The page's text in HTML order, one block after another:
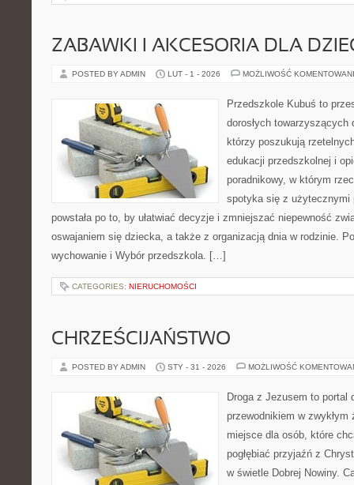
ZABAWKI I AKCESORIA DLA
POSTED BY ADMIN LUT - 1 - 2026 MOŻLIWOŚĆ
Przedszkole Kubuś to
dorosłych
którzy poszukują
edukacji przedszkolnej i
poradnikowy, w którym
spotyka się z użytecznymi
powstała po to, by ułatwiać decyzje i zmniejszać niepewność
oswajaniem się dziecka, a także z organizacją dnia w rodzinie.
wychowanie i Wybór przedszkola. […]
CATEGORIES: NIERUCHOMOŚCI
CHRZEŚCIJAŃSTWO
POSTED BY ADMIN STY - 31 - 2026 MOŻLIWOŚĆ
Droga z Jezusem to portal
przewodnikiem w
miejsce dla osób, które
pogłębiać przyjaźń z
w świetle Dobrej Nowiny.